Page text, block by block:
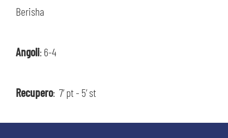
Berisha
Angoli: 6-4
Recupero: 7’ pt - 5’ stACCETTA E SALVA